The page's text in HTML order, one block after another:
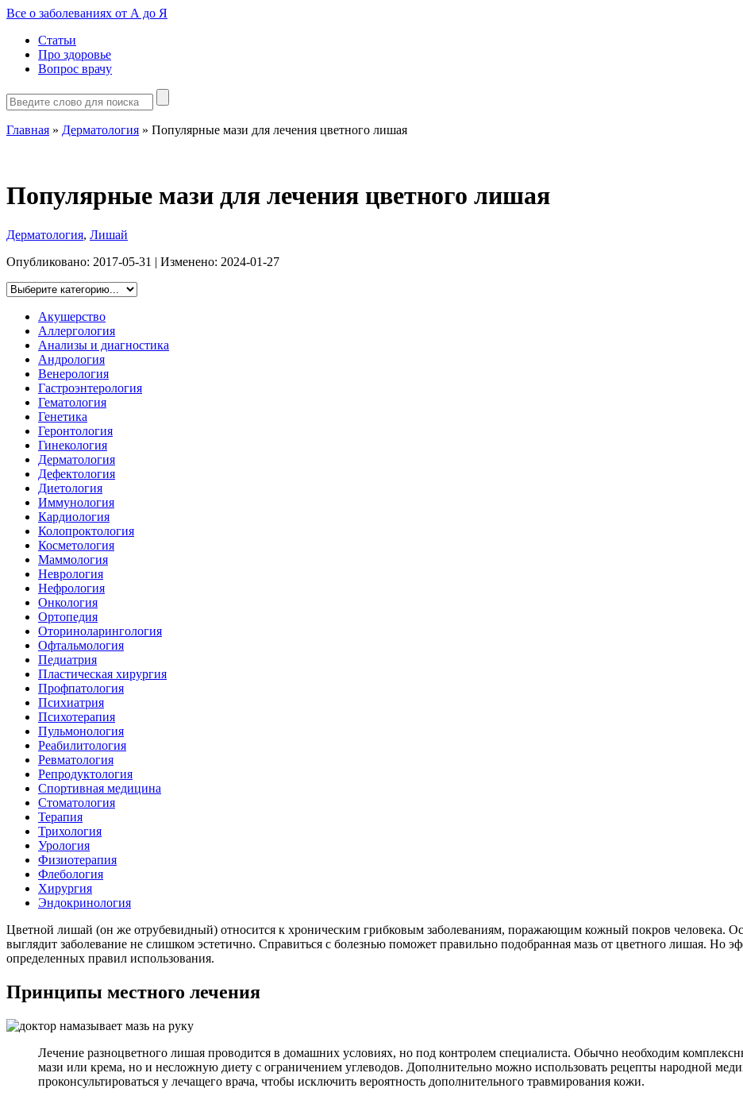
Все о заболеваниях от А до Я
Статьи
Про здоровье
Вопрос врачу
Главная » Дерматология » Популярные мази для лечения цветного лишая
Популярные мази для лечения цветного лишая
Дерматология, Лишай
Опубликовано: 2017-05-31 | Изменено: 2024-01-27
Акушерство
Аллергология
Анализы и диагностика
Андрология
Венерология
Гастроэнтерология
Гематология
Генетика
Геронтология
Гинекология
Дерматология
Дефектология
Диетология
Иммунология
Кардиология
Колопроктология
Косметология
Маммология
Неврология
Нефрология
Онкология
Ортопедия
Оториноларингология
Офтальмология
Педиатрия
Пластическая хирургия
Профпатология
Психиатрия
Психотерапия
Пульмонология
Реабилитология
Ревматология
Репродуктология
Спортивная медицина
Стоматология
Терапия
Трихология
Урология
Физиотерапия
Флебология
Хирургия
Эндокринология
Цветной лишай (он же отрубевидный) относится к хроническим грибковым заболеваниям, поражающим кожный покров человека.
выглядит заболевание не слишком эстетично. Справиться с болезнью поможет правильно подобранная мазь от цветного лишая. Но
определенных правил использования.
Принципы местного лечения
Лечение разноцветного лишая проводится в домашних условиях, но под контролем специалиста. Обычно необходим
мази или крема, но и несложную диету с ограничением углеводов. Дополнительно можно использовать рецепты народной
проконсультироваться у лечащего врача, чтобы исключить вероятность дополнительного травмирования кожи.